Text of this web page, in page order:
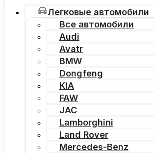
Легковые автомобили
Все автомобили
Audi
Avatr
BMW
Dongfeng
KIA
FAW
JAC
Lamborghini
Land Rover
Mercedes-Benz